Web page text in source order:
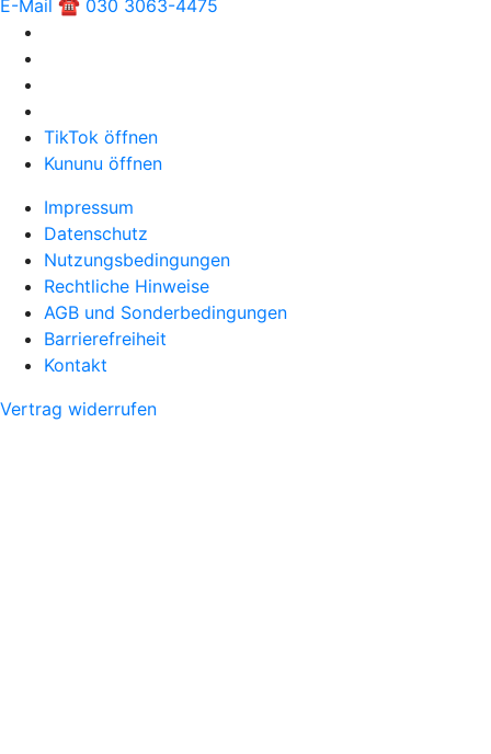
E-Mail ☎ 030 3063-4475
TikTok öffnen
Kununu öffnen
Impressum
Datenschutz
Nutzungsbedingungen
Rechtliche Hinweise
AGB und Sonderbedingungen
Barrierefreiheit
Kontakt
Vertrag widerrufen